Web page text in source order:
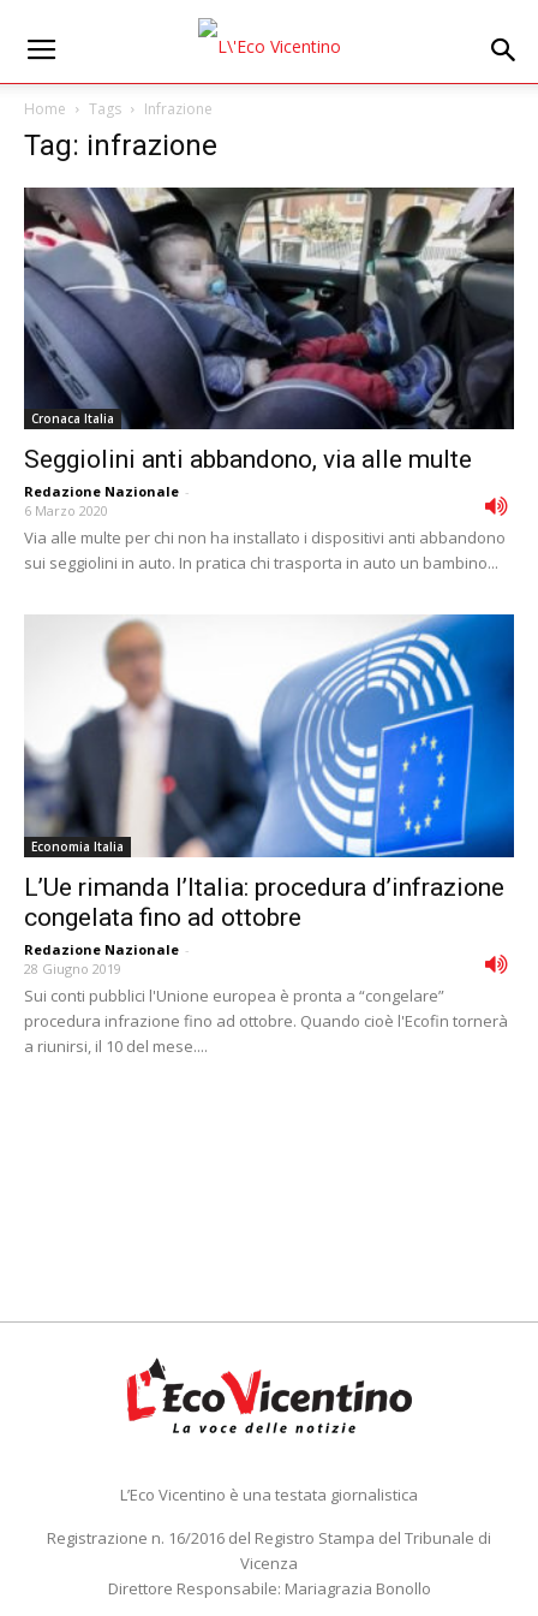
Home Tags Infrazione
Tag: infrazione
Cronaca Italia
Seggiolini anti abbandono, via alle multe
Redazione Nazionale -
6 Marzo 2020
Via alle multe per chi non ha installato i dispositivi anti abbandono
sui seggiolini in auto. In pratica chi trasporta in auto un bambino...
Economia Italia
L’Ue rimanda l’Italia: procedura d’infrazione
congelata fino ad ottobre
Redazione Nazionale -
28 Giugno 2019
Sui conti pubblici l'Unione europea è pronta a “congelare”
procedura infrazione fino ad ottobre. Quando cioè l'Ecofin tornerà
a riunirsi, il 10 del mese....
L’Eco Vicentino è una testata giornalistica
Registrazione n. 16/2016 del Registro Stampa del Tribunale di
Vicenza
Direttore Responsabile: Mariagrazia Bonollo